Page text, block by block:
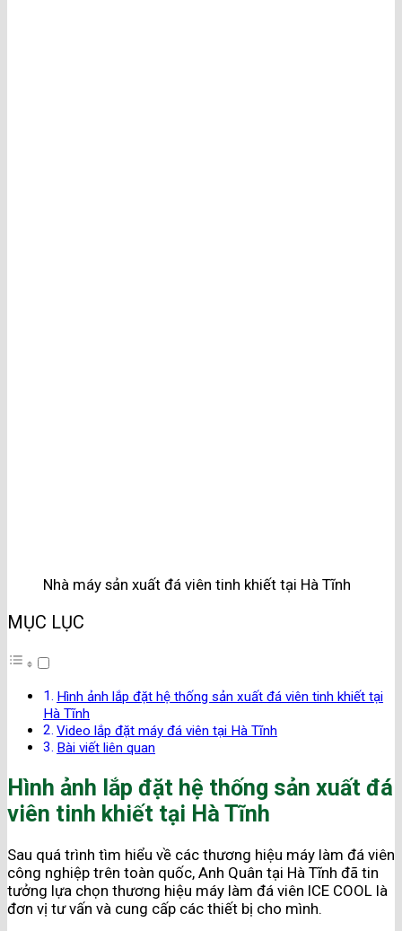
Nhà máy sản xuất đá viên tinh khiết tại Hà Tĩnh
MỤC LỤC
Hình ảnh lắp đặt hệ thống sản xuất đá viên tinh khiết tại
Hà Tĩnh
Video lắp đặt máy đá viên tại Hà Tĩnh
Bài viết liên quan
Hình ảnh lắp đặt hệ thống sản xuất đá
viên tinh khiết tại Hà Tĩnh
Sau quá trình tìm hiểu về các thương hiệu máy làm đá viên
công nghiệp trên toàn quốc, Anh Quân tại Hà Tĩnh đã tin
tưởng lựa chọn thương hiệu máy làm đá viên ICE COOL là
đơn vị tư vấn và cung cấp các thiết bị cho mình.